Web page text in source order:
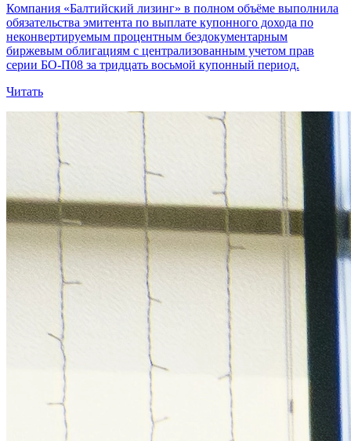
Компания «Балтийский лизинг» в полном объёме выполнила
обязательства эмитента по выплате купонного дохода по
неконвертируемым процентным бездокументарным
биржевым облигациям с централизованным учетом прав
серии БО-П08 за тридцать восьмой купонный период.
Читать